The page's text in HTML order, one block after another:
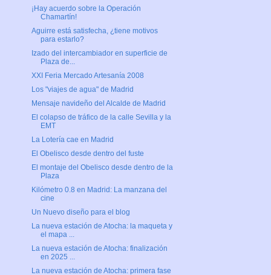
¡Hay acuerdo sobre la Operación
Chamartín!
Aguirre está satisfecha, ¿tiene motivos
para estarlo?
Izado del intercambiador en superficie de
Plaza de...
XXI Feria Mercado Artesanía 2008
Los "viajes de agua" de Madrid
Mensaje navideño del Alcalde de Madrid
El colapso de tráfico de la calle Sevilla y la
EMT
La Lotería cae en Madrid
El Obelisco desde dentro del fuste
El montaje del Obelisco desde dentro de la
Plaza
Kilómetro 0.8 en Madrid: La manzana del
cine
Un Nuevo diseño para el blog
La nueva estación de Atocha: la maqueta y
el mapa ...
La nueva estación de Atocha: finalización
en 2025 ...
La nueva estación de Atocha: primera fase